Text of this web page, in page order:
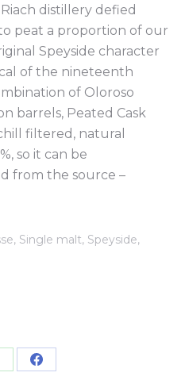
distillery defied
peat a proportion of our
Speyside character
of the nineteenth
of Oloroso
barrels, Peated Cask
filtered, natural
so it can be
from the source –
, Single malt, Speyside,
Share